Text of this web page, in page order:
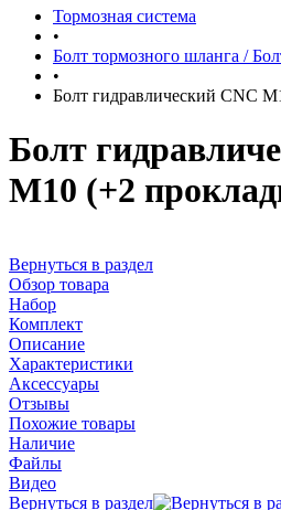
Тормозная система
•
Болт тормозного шланга /
•
Болт гидравлический CNC
Болт
М10 (+2
Вернуться в раздел
Обзор товара
Набор
Комплект
Описание
Характеристики
Аксессуары
Отзывы
Похожие товары
Наличие
Файлы
Видео
Вернуться в раздел